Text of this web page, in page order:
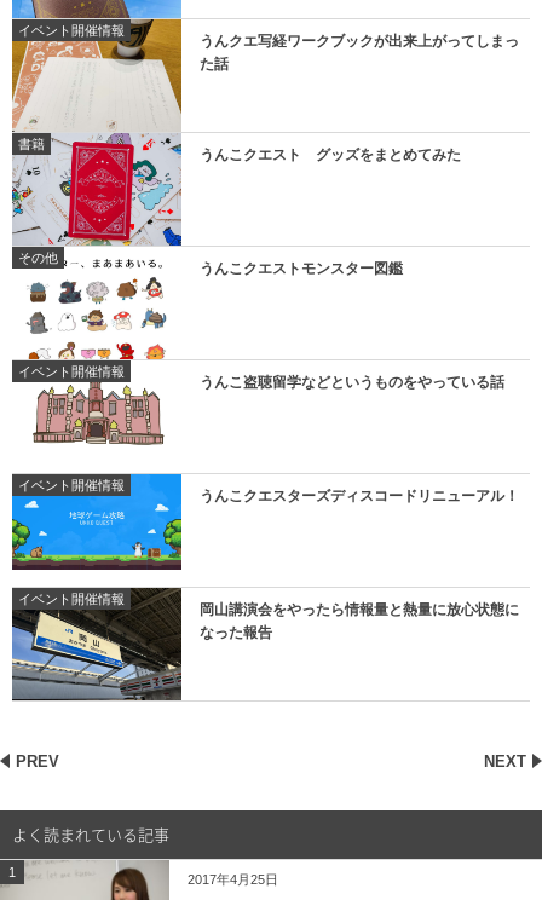
イベント開催情報
うんクエ写経ワークブックが出来上がってしまっ
た話
書籍
うんこクエスト グッズをまとめてみた
その他
うんこクエストモンスター図鑑
イベント開催情報
うんこ盗聴留学などというものをやっている話
イベント開催情報
うんこクエスターズディスコードリニューアル！
イベント開催情報
岡山講演会をやったら情報量と熱量に放心状態に
なった報告
PREV NEXT
よく読まれている記事
1 2017年4月25日